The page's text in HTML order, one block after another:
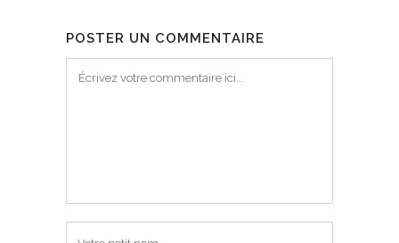
POSTER UN COMMENTAIRE